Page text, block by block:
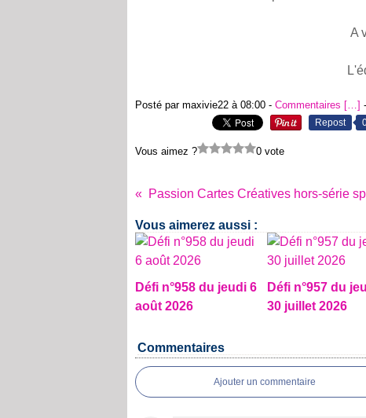
A
Posté par maxivie22 à 08:00 - Commentaires […]
Repost
Vous aimez ? 0 vote
Vous aimerez aussi :
Défi n°958 du jeudi 6
août 2026
Défi n°957 du
30 juillet 2026
Commentaires
Ajouter un commentaire